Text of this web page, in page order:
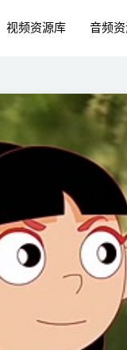
视频资源库 音频